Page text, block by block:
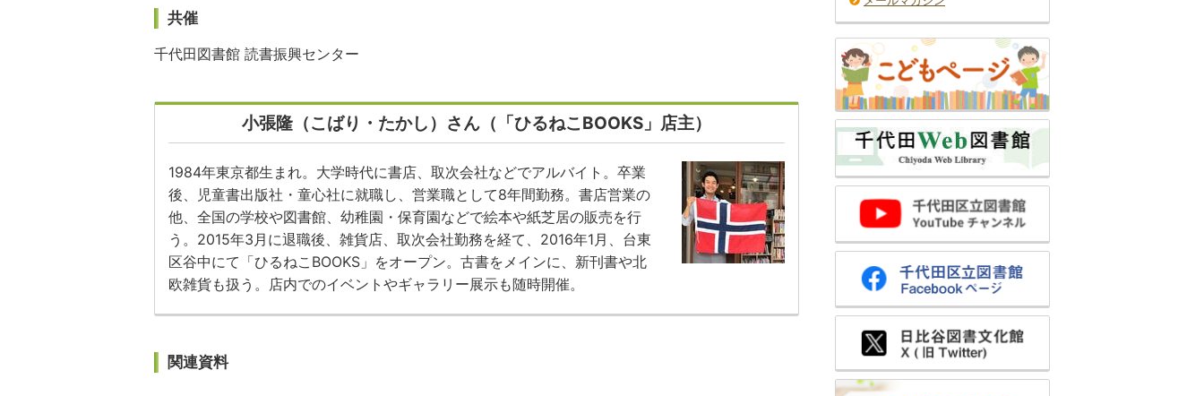
共催
千代田図書館 読書振興センター
小張隆（こばり・たかし）さん（「ひるねこBOOKS」店主）
1984年東京都生まれ。大学時代に書店、取次会社などでアルバイト。卒業
後、児童書出版社・童心社に就職し、営業職として8年間勤務。書店営業の
他、全国の学校や図書館、幼稚園・保育園などで絵本や紙芝居の販売を行
う。2015年3月に退職後、雑貨店、取次会社勤務を経て、2016年1月、台東
区谷中にて「ひるねこBOOKS」をオープン。古書をメインに、新刊書や北
欧雑貨も扱う。店内でのイベントやギャラリー展示も随時開催。
関連資料